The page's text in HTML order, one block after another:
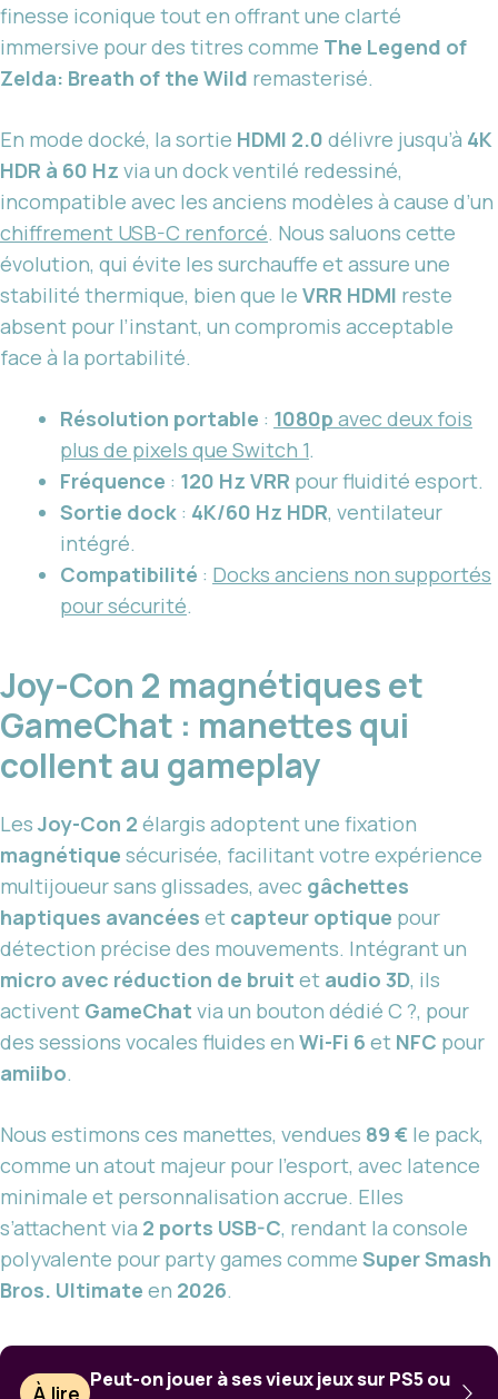
finesse iconique tout en offrant une clarté
immersive pour des titres comme The Legend of
Zelda: Breath of the Wild remasterisé.
En mode docké, la sortie HDMI 2.0 délivre jusqu’à 4K
HDR à 60 Hz via un dock ventilé redessiné,
incompatible avec les anciens modèles à cause d’un
chiffrement USB-C renforcé. Nous saluons cette
évolution, qui évite les surchauffe et assure une
stabilité thermique, bien que le VRR HDMI reste
absent pour l’instant, un compromis acceptable
face à la portabilité.
Résolution portable : 1080p avec deux fois
plus de pixels que Switch 1.
Fréquence : 120 Hz VRR pour fluidité esport.
Sortie dock : 4K/60 Hz HDR, ventilateur
intégré.
Compatibilité : Docks anciens non supportés
pour sécurité.
Joy-Con 2 magnétiques et
GameChat : manettes qui
collent au gameplay
Les Joy-Con 2 élargis adoptent une fixation
magnétique sécurisée, facilitant votre expérience
multijoueur sans glissades, avec gâchettes
haptiques avancées et capteur optique pour
détection précise des mouvements. Intégrant un
micro avec réduction de bruit et audio 3D, ils
activent GameChat via un bouton dédié C ?, pour
des sessions vocales fluides en Wi-Fi 6 et NFC pour
amiibo.
Nous estimons ces manettes, vendues 89 € le pack,
comme un atout majeur pour l’esport, avec latence
minimale et personnalisation accrue. Elles
s’attachent via 2 ports USB-C, rendant la console
polyvalente pour party games comme Super Smash
Bros. Ultimate en 2026.
À lire
Peut-on jouer à ses vieux jeux sur PS5 ou